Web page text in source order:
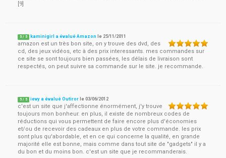
[9]
5 / 5 kaminigirl a évalué Amazon le 25/11/2011
amazon est un très bon site, on y trouve des dvd, des
cd, des jeux vidéos, etc à des prix interessants. mes commandes sur
ce site se sont toujours bien passées, les délais de livraison sont
respectés, on peut suivre sa commande sur le site. je recommande.
5 / 5 ievy a évalué Outiror le03/06/2012
c'est un site que j'affectionne énormément, j'y trouve
toujours mon bonheur. en plus, il existe de nombreux codes de
réductions qui vous permettent de faire encore plus d'économies
et/ou de recevoir des cadeaux en plus de votre commande. les prix
sont plus qu'abordable, et en ce qui concerne la qualité, en grande
majorité elle est bonne, mais comme dans tout site de "gadgets" il y a
du bon et du moins bon. c'est un site que je recommanderais.